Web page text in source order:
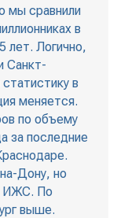
мы сравнили
в
лет. Логично,
Санкт-
в
меняется.
по объему
за последние
Дону, но
ИЖС. По
выше.